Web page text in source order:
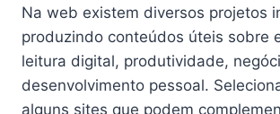
Na web existem diversos projetos
produzindo conteúdos úteis sobre
leitura digital, produtividade,
desenvolvimento pessoal.
alguns sites que podem